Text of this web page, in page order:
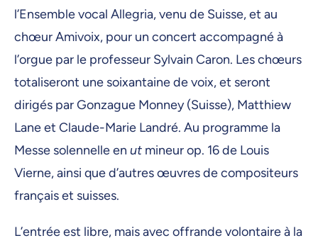
l’Ensemble vocal Allegria, venu de Suisse, et au
chœur Amivoix, pour un concert accompagné à
l’orgue par le professeur Sylvain Caron. Les chœurs
totaliseront une soixantaine de voix, et seront
dirigés par Gonzague Monney (Suisse), Matthiew
Lane et Claude-Marie Landré. Au programme la
Messe solennelle en ut mineur op. 16 de Louis
Vierne, ainsi que d’autres œuvres de compositeurs
français et suisses.
L’entrée est libre, mais avec offrande volontaire à la